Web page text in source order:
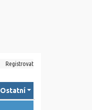
Registrovat
Ostatní